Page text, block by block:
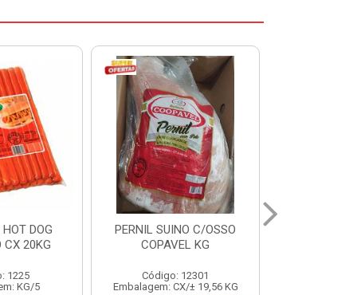
C/OSSO
KG
12301
± 19,56 KG
HAMBURGUER BOVINO
PERDIGAO CX 2,016KG
Código: 1263
Embalagem: CX/1